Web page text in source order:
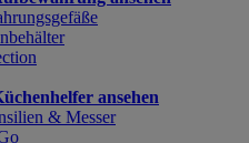
ansehen
& Messer